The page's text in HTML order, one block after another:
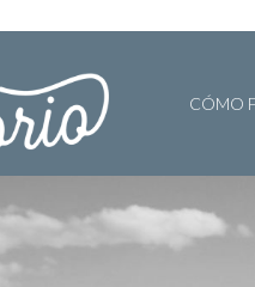
CÓMO